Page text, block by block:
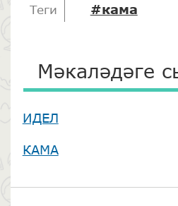
Теги #кама
Мәкаләдәге
ИДЕЛ
КАМА